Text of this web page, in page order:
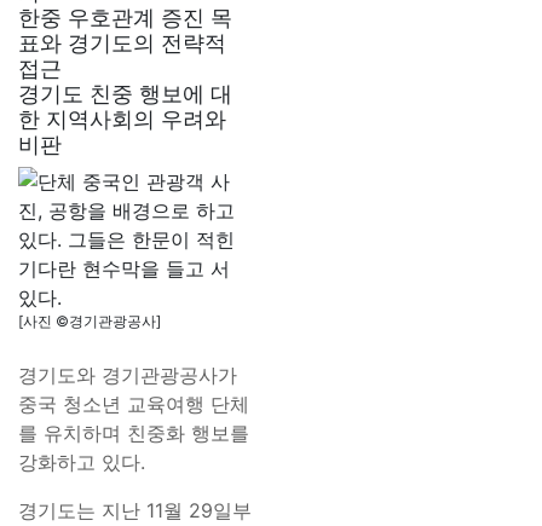
한중 우호관계 증진 목
표와 경기도의 전략적
접근
경기도 친중 행보에 대
한 지역사회의 우려와
비판
[사진 ©경기관광공사]
경기도와 경기관광공사가
중국 청소년 교육여행 단체
를 유치하며 친중화 행보를
강화하고 있다.
경기도는 지난 11월 29일부